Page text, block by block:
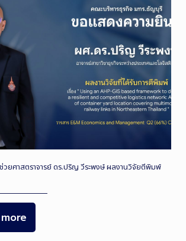
ยศาสตราจารย์ ดร.ปริญ วีระพงษ์ ผลงานวิจัยตีพิมพ์